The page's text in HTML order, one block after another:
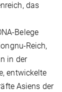
das
Belege
Reich,
in der
entwickelte
Asiens der